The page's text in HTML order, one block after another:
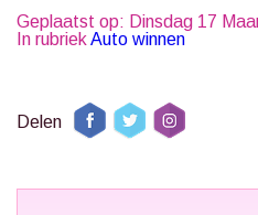
Geplaatst op: Dinsdag 17
In rubriekAuto winnen
Delen